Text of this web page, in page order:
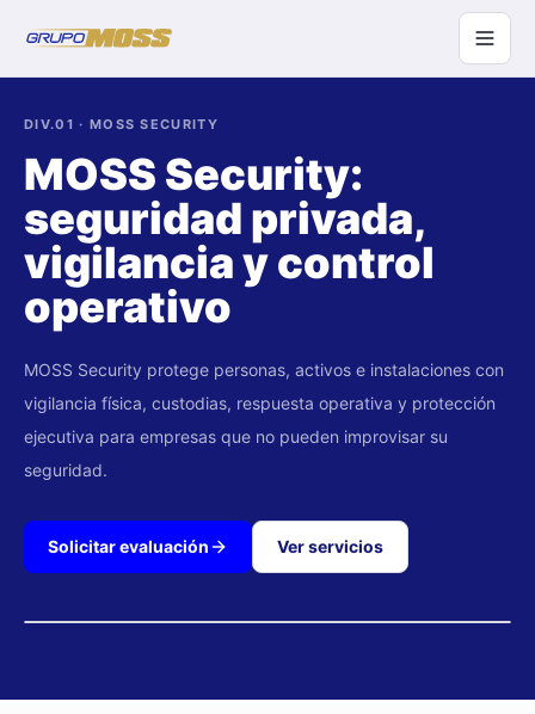
DIV.01 · MOSS SECURITY
MOSS Security:
seguridad privada,
vigilancia y control
operativo
MOSS Security protege personas, activos e instalaciones con
vigilancia física, custodias, respuesta operativa y protección
ejecutiva para empresas que no pueden improvisar su
seguridad.
Solicitar evaluación Ver servicios